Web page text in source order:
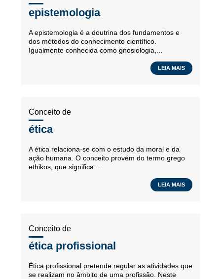
epistemologia
A epistemologia é a doutrina dos fundamentos e
dos métodos do conhecimento científico.
Igualmente conhecida como gnosiologia,...
LEIA MAIS
Conceito de
ética
A ética relaciona-se com o estudo da moral e da
ação humana. O conceito provém do termo grego
ethikos, que significa...
LEIA MAIS
Conceito de
ética profissional
Ética profissional pretende regular as atividades que
se realizam no âmbito de uma profissão. Neste